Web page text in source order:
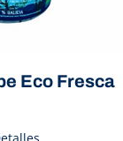
Eco Fresca